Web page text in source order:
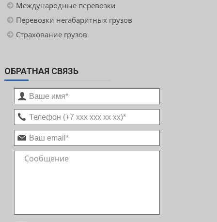
Международные перевозки
Перевозки негабаритных грузов
Страхование грузов
ОБРАТНАЯ СВЯЗЬ